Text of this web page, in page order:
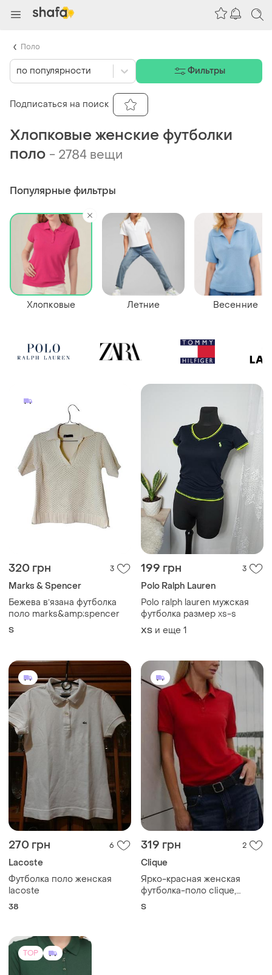
Хлопковые женские футболки
поло - 2784 вещи
320 грн 3
Marks & Spencer
Бежева вʼязана футболка
поло marks&amp;spencer
S
199 грн 3
Polo Ralph Lauren
Polo ralph lauren мужская
футболка размер xs-s
ХS и еще 1
270 грн 6
Lacoste
Футболка поло женская
lacoste
38
319 грн 2
Clique
Ярко-красная женская
футболка-поло clique,
размер s (36)
S
TOP
Популярные фильтры
Хлопковые Летние Весенние
по популярности Фильтры
Подписаться на поиск
Поло